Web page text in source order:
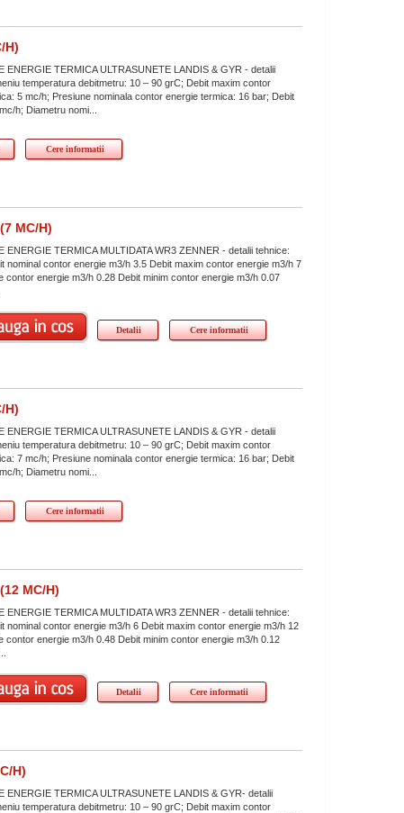
H)
ENERGIE TERMICA ULTRASUNETE LANDIS & GYR - detalii
temperatura debitmetru: 10 – 90 grC; Debit maxim contor
5 mc/h; Presiune nominala contor energie termica: 16 bar; Debit
h; Diametru nomi...
Cere informatii
MC/H)
ENERGIE TERMICA MULTIDATA WR3 ZENNER - detalii tehnice:
nominal contor energie m3/h 3.5 Debit maxim contor energie m3/h 7
contor energie m3/h 0.28 Debit minim contor energie m3/h 0.07
Detalii Cere informatii
H)
ENERGIE TERMICA ULTRASUNETE LANDIS & GYR - detalii
temperatura debitmetru: 10 – 90 grC; Debit maxim contor
7 mc/h; Presiune nominala contor energie termica: 16 bar; Debit
h; Diametru nomi...
Cere informatii
MC/H)
ENERGIE TERMICA MULTIDATA WR3 ZENNER - detalii tehnice:
nominal contor energie m3/h 6 Debit maxim contor energie m3/h 12
contor energie m3/h 0.48 Debit minim contor energie m3/h 0.12
Detalii Cere informatii
H)
ENERGIE TERMICA ULTRASUNETE LANDIS & GYR- detalii
temperatura debitmetru: 10 – 90 grC; Debit maxim contor